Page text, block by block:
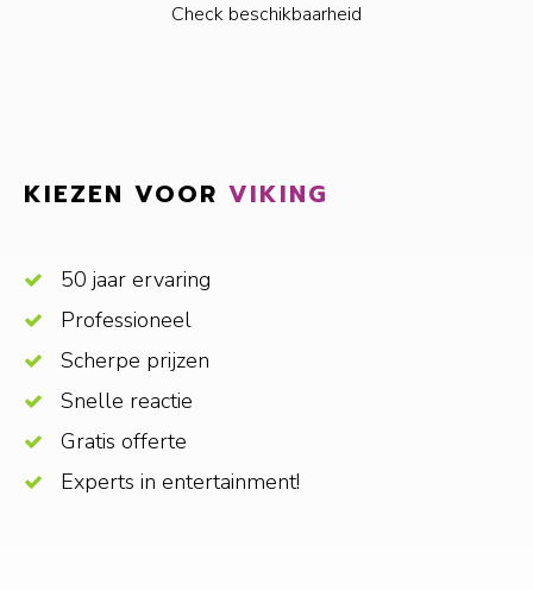
Check beschikbaarheid
KIEZEN VOOR VIKING
50 jaar ervaring
Professioneel
Scherpe prijzen
Snelle reactie
Gratis offerte
Experts in entertainment!